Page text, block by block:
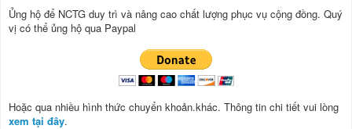
Ủng hộ để NCTG duy trì và nâng cao chất lượng phục vụ cộng đồng. Quý
vị có thể ủng hộ qua Paypal
Hoặc qua nhiều hình thức chuyển khoản.khác. Thông tin chi tiết vui lòng
xem tại đây.